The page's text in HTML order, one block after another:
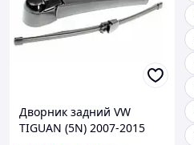
Дворник задний VW
TIGUAN (5N) 2007-2015